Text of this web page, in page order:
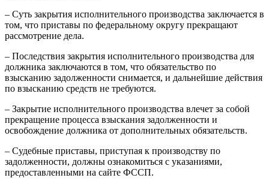
– Суть закрытия исполнительного производства заключается в
том, что приставы по федеральному округу прекращают
рассмотрение дела.
– Последствия закрытия исполнительного производства для
должника заключаются в том, что обязательство по
взысканию задолженности снимается, и дальнейшие действия
по взысканию средств не требуются.
– Закрытие исполнительного производства влечет за собой
прекращение процесса взыскания задолженности и
освобождение должника от дополнительных обязательств.
– Судебные приставы, приступая к производству по
задолженности, должны ознакомиться с указаниями,
предоставленными на сайте ФССП.